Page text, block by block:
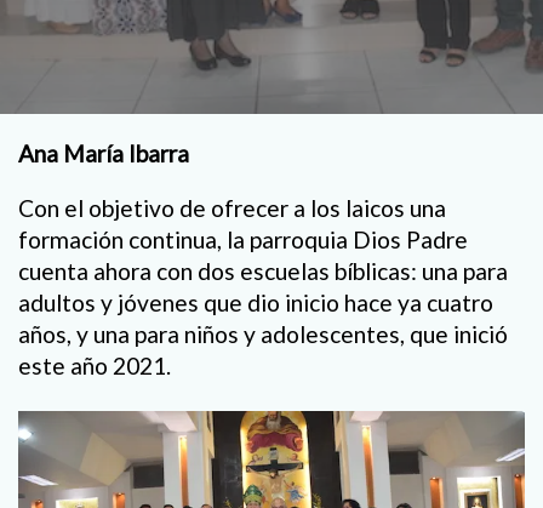
Ana María Ibarra
Con el objetivo de ofrecer a los laicos una
formación continua, la parroquia Dios Padre
cuenta ahora con dos escuelas bíblicas: una para
adultos y jóvenes que dio inicio hace ya cuatro
años, y una para niños y adolescentes, que inició
este año 2021.